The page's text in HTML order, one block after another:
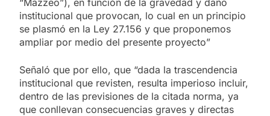
“Mazzeo”), en función de la gravedad y daño
institucional que provocan, lo cual en un principio
se plasmó en la Ley 27.156 y que proponemos
ampliar por medio del presente proyecto”
Señaló que por ello, que “dada la trascendencia
institucional que revisten, resulta imperioso incluir,
dentro de las previsiones de la citada norma, ya
que conllevan consecuencias graves y directas